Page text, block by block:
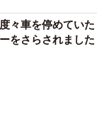
々車を停めていた
をさらされました